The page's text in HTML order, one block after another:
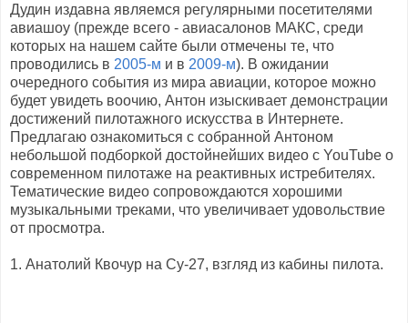
Дудин издавна являемся регулярными посетителями
авиашоу (прежде всего - авиасалонов МАКС, среди
которых на нашем сайте были отмечены те, что
проводились в 2005-м и в 2009-м). В ожидании
очередного события из мира авиации, которое можно
будет увидеть воочию, Антон изыскивает демонстрации
достижений пилотажного искусства в Интернете.
Предлагаю ознакомиться с собранной Антоном
небольшой подборкой достойнейших видео с YouTube о
современном пилотаже на реактивных истребителях.
Тематические видео сопровождаются хорошими
музыкальными треками, что увеличивает удовольствие
от просмотра.
1. Анатолий Квочур на Су-27, взгляд из кабины пилота.